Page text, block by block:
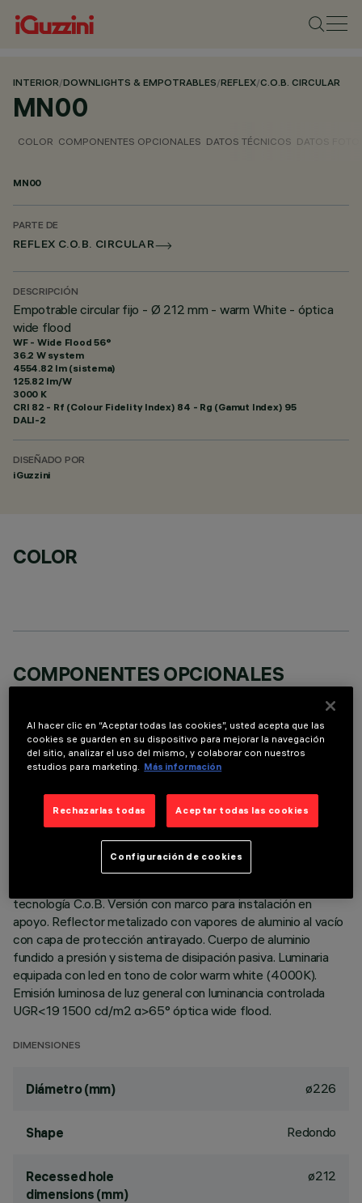
INTERIOR/DOWNLIGHTS & EMPOTRABLES/REFLEX/C.O.B. CIRCULAR
MN00
COLOR COMPONENTES OPCIONALES DATOS TÉCNICOS DATOS
MN00
PARTE DE
REFLEX C.O.B. CIRCULAR
DESCRIPCIÓN
Empotrable circular fijo - Ø 212 mm - warm White - óptica
wide flood
WF - Wide Flood 56°
36.2 W system
4554.82 lm (sistema)
125.82 lm/W
3000 K
CRI 82 - Rf (Colour Fidelity Index) 84 - Rg (Gamut Index) 95
DALI-2
DISEÑADO POR
iGuzzini
COLOR
COMPONENTES OPCIONALES
DATOS TÉCNICOS
ÚLTIMA ACTUALIZACIÓN: 07/08/2026
tecnología C.o.B. Versión con marco para instalación en
apoyo. Reflector metalizado con vapores de aluminio al vacío
con capa de protección antirayado. Cuerpo de aluminio
fundido a presión y sistema de disipación pasiva. Luminaria
equipada con led en tono de color warm white (4000K).
Emisión luminosa de luz general con luminancia controlada
UGR<19 1500 cd/m2 α>65° óptica wide flood.
DIMENSIONES
Diámetro (mm) ø226
Shape Redondo
Recessed hole
dimensions (mm)
ø212
Al hacer clic en “Aceptar todas las cookies”, usted acepta que las
cookies se guarden en su dispositivo para mejorar la navegación
del sitio, analizar el uso del mismo, y colaborar con nuestros
estudios para marketing.
Más información
Rechazarlas todas Aceptar todas las cookies
Configuración de cookies